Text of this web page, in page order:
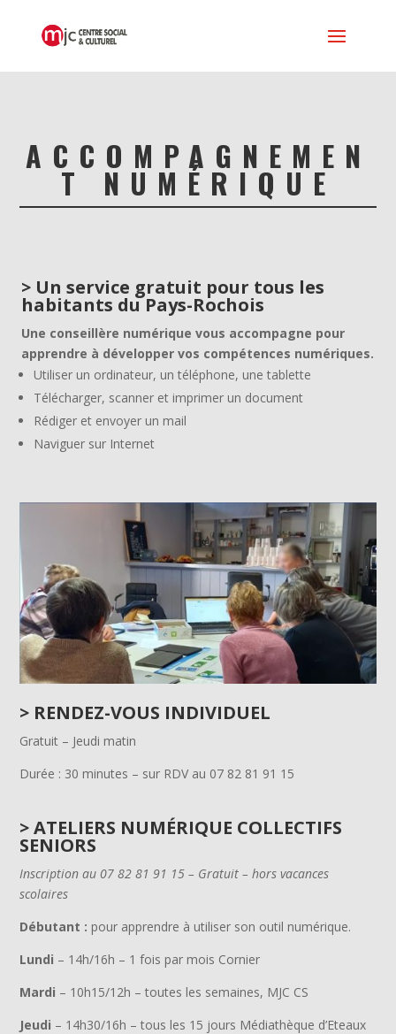
ACCOMPAGNEMEN
T NUMÉRIQUE
> Un service gratuit pour tous les
habitants du Pays-Rochois
Une conseillère numérique vous accompagne pour
apprendre à développer vos compétences numériques.
Utiliser un ordinateur, un téléphone, une tablette
Télécharger, scanner et imprimer un document
Rédiger et envoyer un mail
Naviguer sur Internet
> RENDEZ-VOUS INDIVIDUEL
Gratuit – Jeudi matin
Durée : 30 minutes – sur RDV au 07 82 81 91 15
>ATELIERS NUMÉRIQUE COLLECTIFS
SENIORS
Inscription au 07 82 81 91 15 – Gratuit – hors vacances
scolaires
Débutant : pour apprendre à utiliser son outil numérique.
Lundi – 14h/16h – 1 fois par mois Cornier
Mardi – 10h15/12h – toutes les semaines, MJC CS
Jeudi – 14h30/16h – tous les 15 jours Médiathèque d’Eteaux